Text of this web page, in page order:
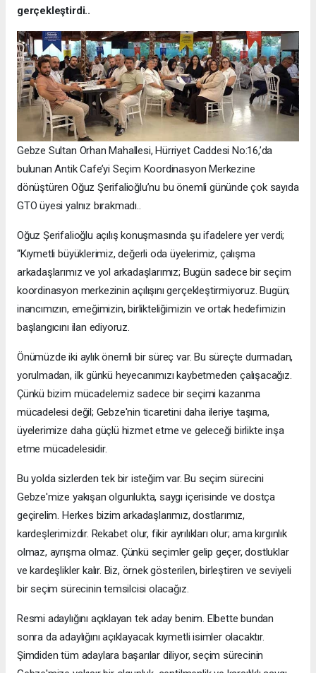
gerçekleştirdi..
Gebze Sultan Orhan Mahallesi, Hürriyet Caddesi No:16,’da
bulunan Antik Cafe’yi Seçim Koordinasyon Merkezine
dönüştüren Oğuz Şerifalioğlu’nu bu önemli gününde çok sayıda
GTO üyesi yalnız bırakmadı..
Oğuz Şerifalioğlu açılış konuşmasında şu ifadelere yer verdi;
“Kıymetli büyüklerimiz, değerli oda üyelerimiz, çalışma
arkadaşlarımız ve yol arkadaşlarımız; Bugün sadece bir seçim
koordinasyon merkezinin açılışını gerçekleştirmiyoruz. Bugün;
inancımızın, emeğimizin, birlikteliğimizin ve ortak hedefimizin
başlangıcını ilan ediyoruz.
Önümüzde iki aylık önemli bir süreç var. Bu süreçte durmadan,
yorulmadan, ilk günkü heyecanımızı kaybetmeden çalışacağız.
Çünkü bizim mücadelemiz sadece bir seçimi kazanma
mücadelesi değil; Gebze'nin ticaretini daha ileriye taşıma,
üyelerimize daha güçlü hizmet etme ve geleceği birlikte inşa
etme mücadelesidir.
Bu yolda sizlerden tek bir isteğim var. Bu seçim sürecini
Gebze'mize yakışan olgunlukta, saygı içerisinde ve dostça
geçirelim. Herkes bizim arkadaşlarımız, dostlarımız,
kardeşlerimizdir. Rekabet olur, fikir ayrılıkları olur; ama kırgınlık
olmaz, ayrışma olmaz. Çünkü seçimler gelip geçer, dostluklar
ve kardeşlikler kalır. Biz, örnek gösterilen, birleştiren ve seviyeli
bir seçim sürecinin temsilcisi olacağız.
Resmi adaylığını açıklayan tek aday benim. Elbette bundan
sonra da adaylığını açıklayacak kıymetli isimler olacaktır.
Şimdiden tüm adaylara başarılar diliyor, seçim sürecinin